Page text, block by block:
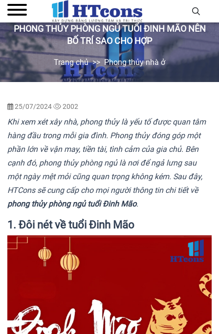
PHONG THỦY PHÒNG NGỦ TUỔI ĐINH MÃO NÊN
BỐ TRÍ SAO CHO HỢP
Trang chủ Phong thủy nhà ở
25/07/2024 2002
Khi xem xét xây nhà, phong thủy là yếu tố được quan tâm
hàng đầu trong mỗi gia đình. Phong thủy đóng góp một
phần lớn về vận may, tiền tài, tình cảm của gia chủ. Bên
cạnh đó, phong thủy phòng ngủ là nơi để ngả lưng sau
một ngày mệt mỏi cũng quan trọng không kém. Sau đây,
HTCons sẽ cung cấp cho mọi người thông tin chi tiết về
phong thủy phòng ngủ tuổi Đinh Mão.
1. Đôi nét về tuổi Đinh Mão